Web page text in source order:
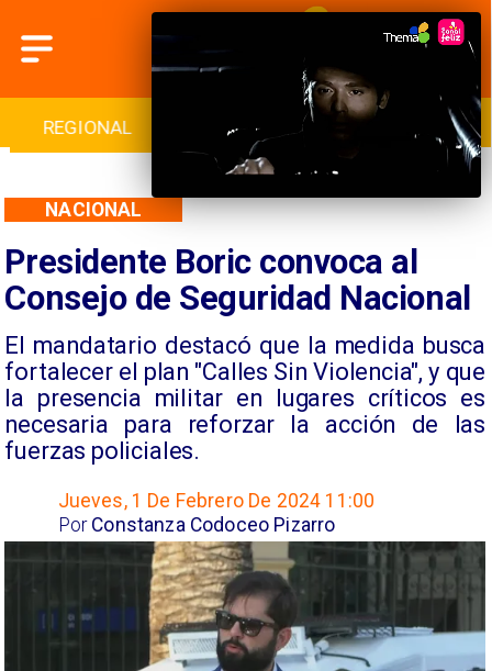
INTERNACIONAL DEPORTES
Presidente Boric convoca al
Consejo de Seguridad Nacional
​El mandatario destacó que la medida busca
fortalecer el plan "Calles Sin Violencia", y que
la presencia militar en lugares críticos es
necesaria para reforzar la acción de las
fuerzas policiales.
NACIONAL
Jueves, 1 De Febrero De 2024 11:00
Constanza Codoceo Pizarro
Por